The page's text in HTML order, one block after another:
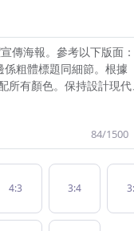
84/1500
4:3 3:4